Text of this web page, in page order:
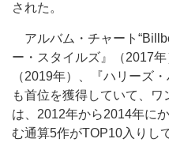
された。
アルバム・チャート
ー・スタイルズ』（2017
（2019年）、『ハリーズ
も首位を獲得していて、
は、2012年から2014年に
む通算5作がTOP10入りし